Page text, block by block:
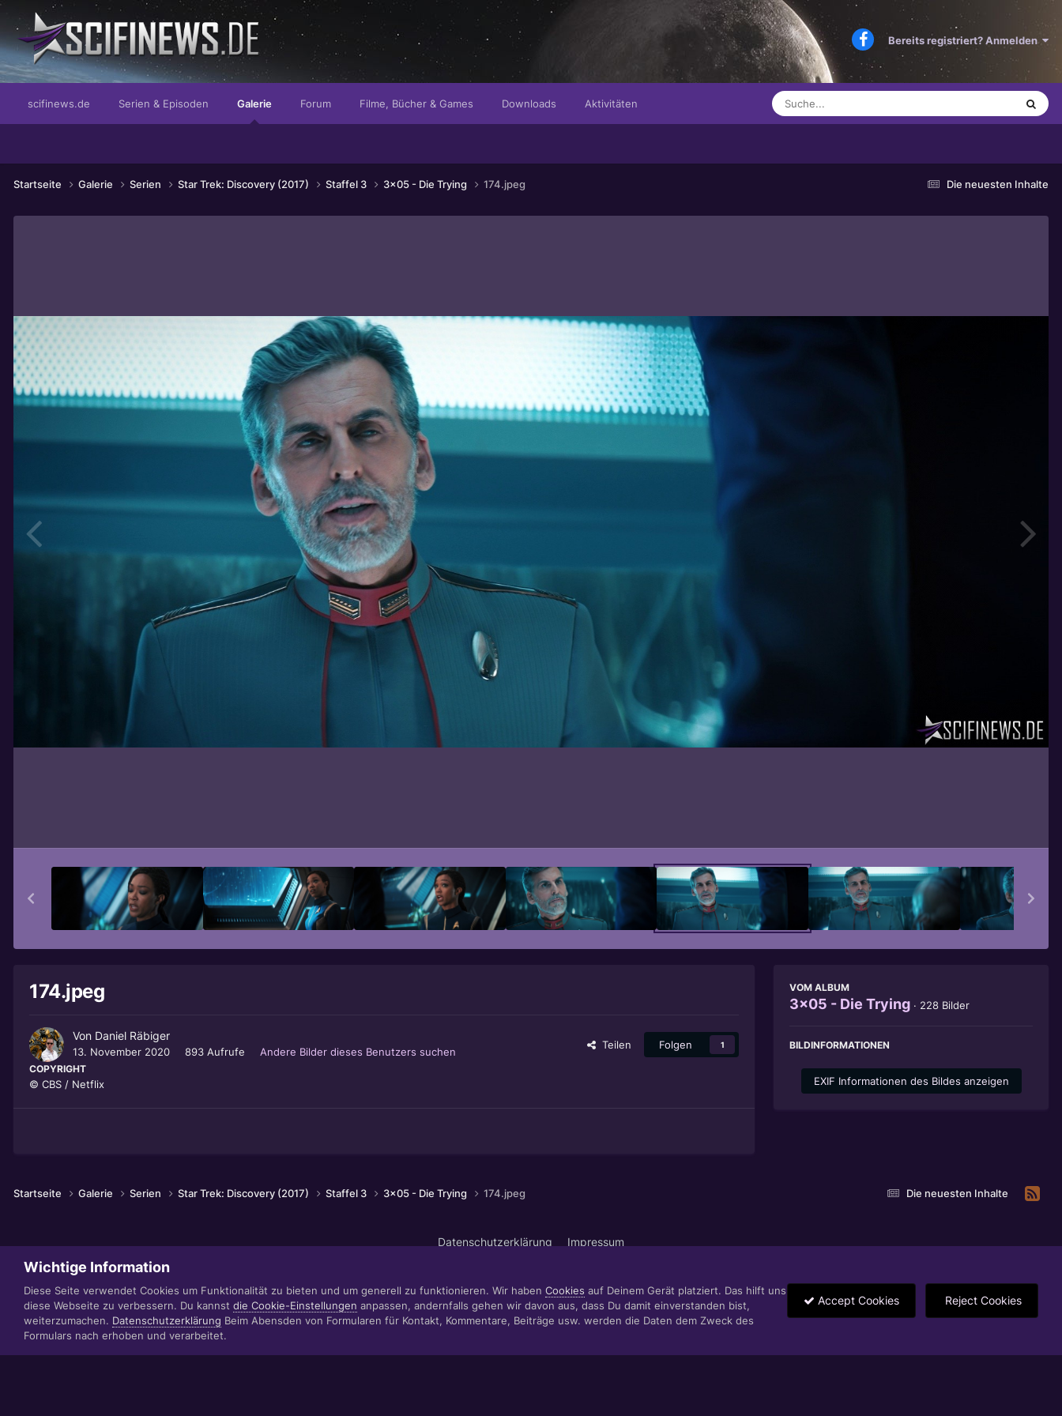
Bereits registriert? Anmelden
scifinews.de Serien & Episoden Galerie Forum Filme, Bücher & Games Downloads Aktivitäten
Die neuesten Inhalte
Startseite Galerie Serien Star Trek: Discovery (2017) Staffel 3 3x05 - Die Trying 174.jpeg
174.jpeg
Von Daniel Räbiger
13. November 2020 893 Aufrufe Andere Bilder dieses Benutzers suchen
Teilen Folgen 1
COPYRIGHT
© CBS / Netflix
VOM ALBUM
3x05 - Die Trying · 228 Bilder
BILDINFORMATIONEN
EXIF Informationen des Bildes anzeigen
Die neuesten Inhalte
Startseite Galerie Serien Star Trek: Discovery (2017) Staffel 3 3x05 - Die Trying 174.jpeg
Datenschutzerklärung Impressum
Powered by Invision Community
Wichtige Information
Diese Seite verwendet Cookies um Funktionalität zu bieten und um generell zu funktionieren. Wir haben Cookies auf Deinem Gerät platziert. Das hilft uns
diese Webseite zu verbessern. Du kannst die Cookie-Einstellungen anpassen, andernfalls gehen wir davon aus, dass Du damit einverstanden bist,
weiterzumachen. Datenschutzerklärung Beim Abensden von Formularen für Kontakt, Kommentare, Beiträge usw. werden die Daten dem Zweck des
Formulars nach erhoben und verarbeitet.
Accept Cookies Reject Cookies